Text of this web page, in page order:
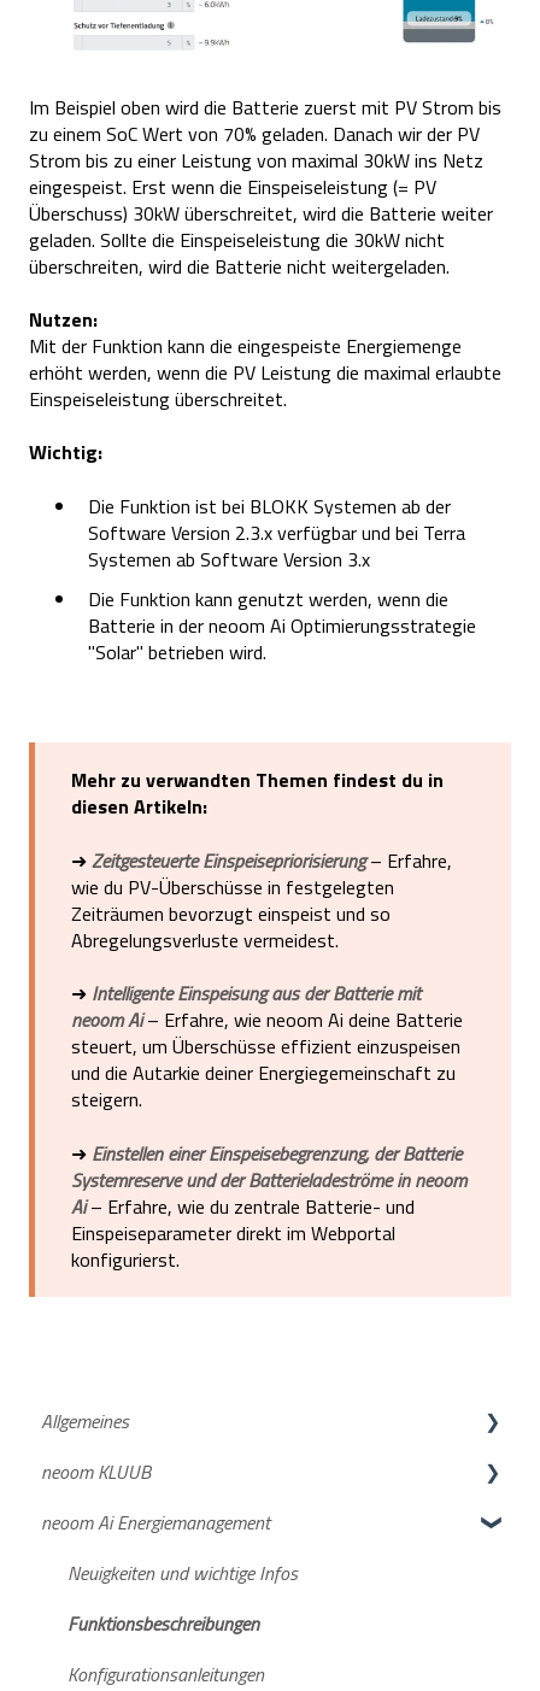
Im Beispiel oben wird die Batterie zuerst mit PV Strom bis
zu einem SoC Wert von 70% geladen. Danach wir der PV
Strom bis zu einer Leistung von maximal 30kW ins Netz
eingespeist. Erst wenn die Einspeiseleistung (= PV
Überschuss) 30kW überschreitet, wird die Batterie weiter
geladen. Sollte die Einspeiseleistung die 30kW nicht
überschreiten, wird die Batterie nicht weitergeladen.
Nutzen:
Mit der Funktion kann die eingespeiste Energiemenge
erhöht werden, wenn die PV Leistung die maximal erlaubte
Einspeiseleistung überschreitet.
Wichtig:
Die Funktion ist bei BLOKK Systemen ab der
Software Version 2.3.x verfügbar und bei Terra
Systemen ab Software Version 3.x
Die Funktion kann genutzt werden, wenn die
Batterie in der neoom Ai Optimierungsstrategie
"Solar" betrieben wird.
Mehr zu verwandten Themen findest du in
diesen Artikeln:
➜Zeitgesteuerte Einspeisepriorisierung– Erfahre,
wie du PV-Überschüsse in festgelegten
Zeiträumen bevorzugt einspeist und so
Abregelungsverluste vermeidest.
➜ Intelligente Einspeisung aus der Batterie mit
neoom Ai– Erfahre, wie neoom Ai deine Batterie
steuert, um Überschüsse effizient einzuspeisen
und die Autarkie deiner Energiegemeinschaft zu
steigern.
➜ Einstellen einer Einspeisebegrenzung, der Batterie
Systemreserve und der Batterieladeströme in neoom
Ai– Erfahre, wie du zentrale Batterie- und
Einspeiseparameter direkt im Webportal
konfigurierst.
Allgemeines
neoom APP
Netzanmeldung
neoom KLUUB
Suche deiner Energiegemeinschaft
Deine Anmeldung beim neoom KLUUB
neoom KLUUB im laufenden Betrieb
Weiterführende Informationen
neoom Ai Energiemanagement
Neuigkeiten und wichtige Infos
Funktionsbeschreibungen
Konfigurationsanleitungen